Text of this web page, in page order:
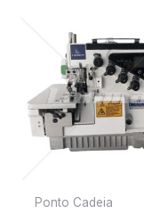
Ponto Cadeia